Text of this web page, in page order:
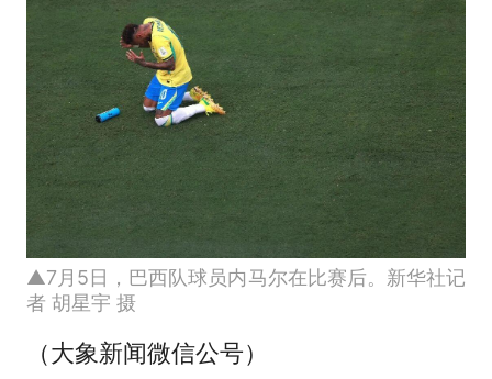
▲7月5日，巴西队球员内马尔在比赛后。新华社记
者 胡星宇 摄
（大象新闻微信公号）